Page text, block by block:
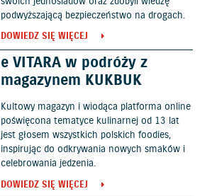
podwyższającą bezpieczeństwo na drogach.
DOWIEDZ SIĘ WIĘCEJ
e VITARA w podróży z
magazynem KUKBUK
Kultowy magazyn i wiodąca platforma online
poświęcona tematyce kulinarnej od 13 lat
jest głosem wszystkich polskich foodies,
inspirując do odkrywania nowych smaków i
celebrowania jedzenia.
DOWIEDZ SIĘ WIĘCEJ